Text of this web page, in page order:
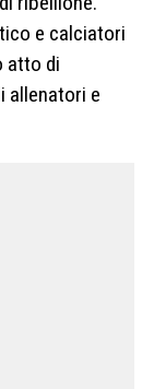
e calciatori
atto di
allenatori e